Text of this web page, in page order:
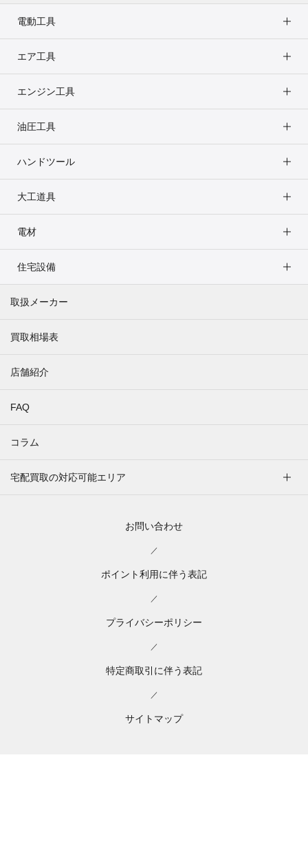
電動工具
エア工具
エンジン工具
油圧工具
ハンドツール
大工道具
電材
住宅設備
取扱メーカー
買取相場表
店舗紹介
FAQ
コラム
宅配買取の対応可能エリア
お問い合わせ
／
ポイント利用に伴う表記
／
プライバシーポリシー
／
特定商取引に伴う表記
／
サイトマップ